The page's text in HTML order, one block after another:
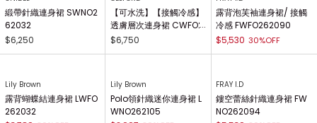
緞帶針織連身裙 SWNO2
62032
$6,250
【可水洗】【接觸冷感】
透膚層次連身裙 CWFO2
64030
$6,750
露背泡芙袖連身裙/ 接觸
冷感 FWFO262090
$5,530 30%OFF
Lily Brown
露背蝴蝶結連身裙 LWFO
262032
Lily Brown
Polo領針織迷你連身裙 L
WNO262105
FRAY I.D
鏤空蕾絲針織連身裙 FW
NO262094